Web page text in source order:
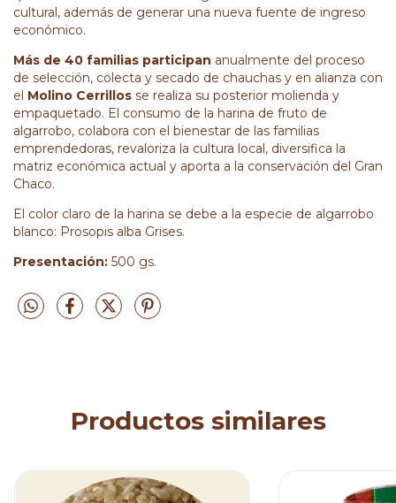
cultural, además de generar una nueva fuente de ingreso
económico.
Más de 40 familias participan anualmente del proceso
de selección, colecta y secado de chauchas y en alianza con
el Molino Cerrillos se realiza su posterior molienda y
empaquetado. El consumo de la harina de fruto de
algarrobo, colabora con el bienestar de las familias
emprendedoras, revaloriza la cultura local, diversifica la
matriz económica actual y aporta a la conservación del Gran
Chaco.
El color claro de la harina se debe a la especie de algarrobo
blanco: Prosopis alba Grises.
Presentación: 500 gs.
Productos similares